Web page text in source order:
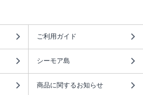
ご利用ガイド
シーモア島
商品に関するお知らせ